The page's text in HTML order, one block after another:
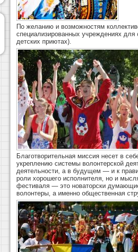
По желанию и возможностям
специализированных учреждениях
детских приютах).
Благотворительная миссия несет в
укреплению системы волонтерской
деятельности, а в будущем — и к
роли хорошего исполнителя, но и
фестиваля — это новаторски
волонтеры, а именно общественная